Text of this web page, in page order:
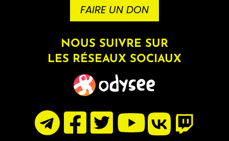
FAIRE UN DON
NOUS SUIVRE SUR
LES RÉSEAUX SOCIAUX